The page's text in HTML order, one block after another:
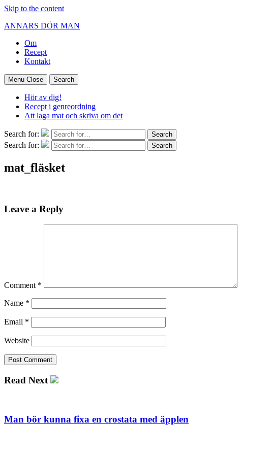
Skip to the content
ANNARS DÖR MAN
Om
Recept
Kontakt
Menu Close Search
Hör av dig!
Recept i genreordning
Att laga mat och skriva om det
Search for: Search
Search for: Search
mat_fläsket
Leave a Reply
Comment *
Name *
Email *
Website
Read Next
Man bör kunna fixa en crostata med äpplen